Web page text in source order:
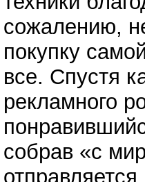
сожалению,
покупку
все. Спустя
рекламного
собрав «с